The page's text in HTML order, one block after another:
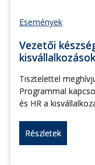
Események
Vezetői
Tisztelettel
Programmal
és HR a
Részletek